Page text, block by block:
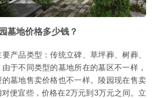
墓地价格多少钱？
产品类型：传统立碑、草坪葬、树葬、
于不同类型的墓地所在的墓区不一样，
的墓地售卖价格也不一样。陵园现在售卖
便宜些，价格在2万元到3万元之间。立